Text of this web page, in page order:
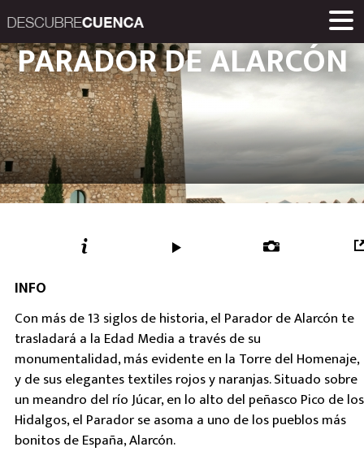
Descubre
HOME
ROUTES
PLACES AND VILLAGES
LINKS
MUSEUMS
Una iniciativa de
Diputación
PARADOR DE ALARCÓN
INFO
Con más de 13 siglos de historia, el Parador de Alarcón te
trasladará a la Edad Media a través de su
monumentalidad, más evidente en la Torre del Homenaje,
y de sus elegantes textiles rojos y naranjas. Situado sobre
un meandro del río Júcar, en lo alto del peñasco Pico de los
Hidalgos, el Parador se asoma a uno de los pueblos más
bonitos de España, Alarcón.